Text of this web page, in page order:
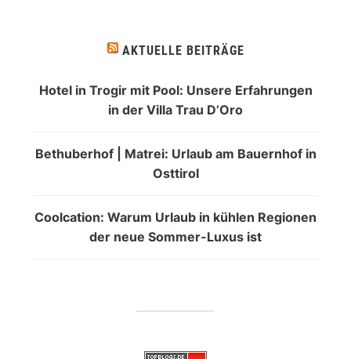
AKTUELLE BEITRÄGE
Hotel in Trogir mit Pool: Unsere Erfahrungen
in der Villa Trau D’Oro
Bethuberhof | Matrei: Urlaub am Bauernhof in
Osttirol
Coolcation: Warum Urlaub in kühlen Regionen
der neue Sommer-Luxus ist